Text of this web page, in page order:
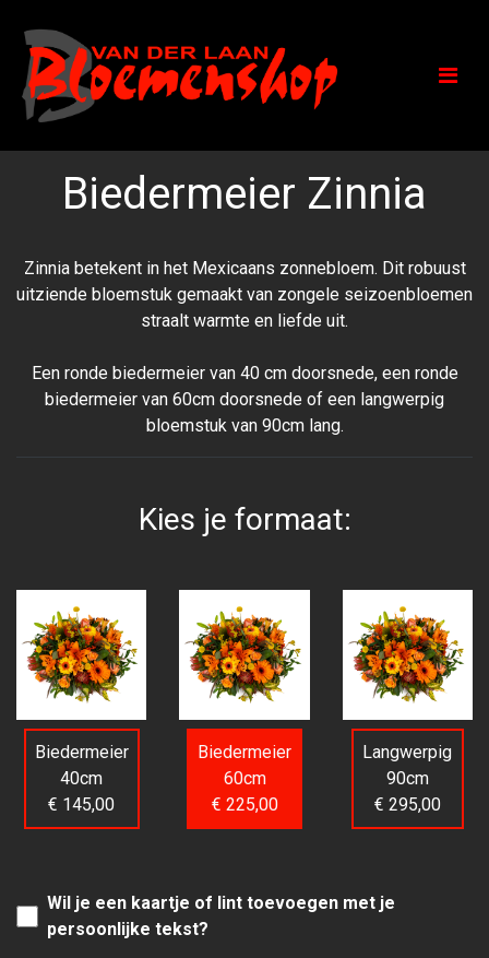
Biedermeier Zinnia
Zinnia betekent in het Mexicaans zonnebloem. Dit robuust
uitziende bloemstuk gemaakt van zongele seizoenbloemen
straalt warmte en liefde uit.
Een ronde biedermeier van 40 cm doorsnede, een ronde
biedermeier van 60cm doorsnede of een langwerpig
bloemstuk van 90cm lang.
Kies je formaat:
Biedermeier
40cm
€ 145,00
Biedermeier
60cm
€ 225,00
Langwerpig
90cm
€ 295,00
Wil je een kaartje of lint toevoegen met je
persoonlijke tekst?